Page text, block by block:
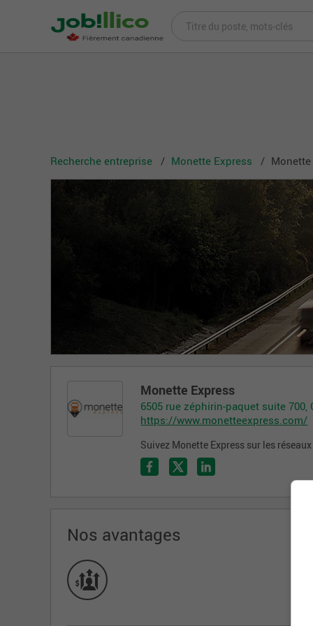
Recherche entreprise Monette Express Monette
Monette Express
6505 rue zéphirin-paquet suite 700,
https://www.monetteexpress.com/
Suivez Monette Express sur les
Nos avantages